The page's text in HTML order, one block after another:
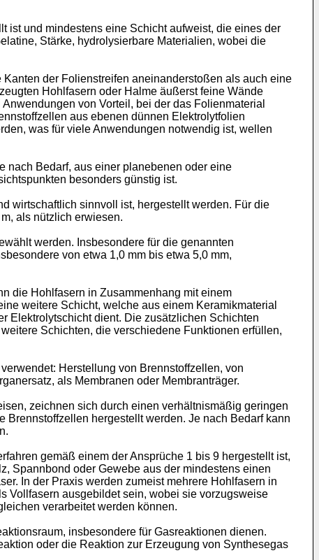
ist und mindestens eine Schicht aufweist, die eines der
Stärke, hydrolysierbare Materialien, wobei die
der Folienstreifen aneinanderstoßen als auch eine
Hohlfasern oder Halme äußerst feine Wände
von Vorteil, bei der das Folienmaterial
aus ebenen dünnen Elektrolytfolien
was für viele Anwendungen notwendig ist, wellen
nach Bedarf, aus einer planebenen oder eine
besonders günstig ist.
wirtschaftlich sinnvoll ist, hergestellt werden. Für die
als nützlich erwiesen.
werden. Insbesondere für die genannten
von etwa 1,0 mm bis etwa 5,0 mm,
die Hohlfasern in Zusammenhang mit einem
weitere Schicht, welche aus einem Keramikmaterial
Elektrolytschicht dient. Die zusätzlichen Schichten
Schichten, die verschiedene Funktionen erfüllen,
Herstellung von Brennstoffzellen, von
als Membranen oder Membranträger.
zeichnen sich durch einen verhältnismäßig geringen
hergestellt werden. Je nach Bedarf kann
gemäß einem der Ansprüche 1 bis 9 hergestellt ist,
Spannbond oder Gewebe aus der mindestens einen
In der Praxis werden zumeist mehrere Hohlfasern in
Vollfasern ausgebildet sein, wobei sie vorzugsweise
verarbeitet werden können.
insbesondere für Gasreaktionen dienen.
oder die Reaktion zur Erzeugung von Synthesegas